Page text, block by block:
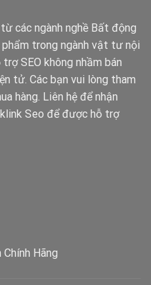
các ngành nghề Bất động
phẩm trong ngành vật tư nội
SEO không nhầm bán
tử. Các bạn vui lòng tham
hàng. Liên hệ để nhận
Seo để được hỗ trợ
Hãng